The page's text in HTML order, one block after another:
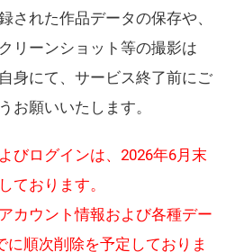
された作品データの保存や、
リーンショット等の撮影は
身にて、サービス終了前にご
お願いいたします。
びログインは、2026年6月末
ております。
カウント情報および各種デー
に順次削除を予定しておりま